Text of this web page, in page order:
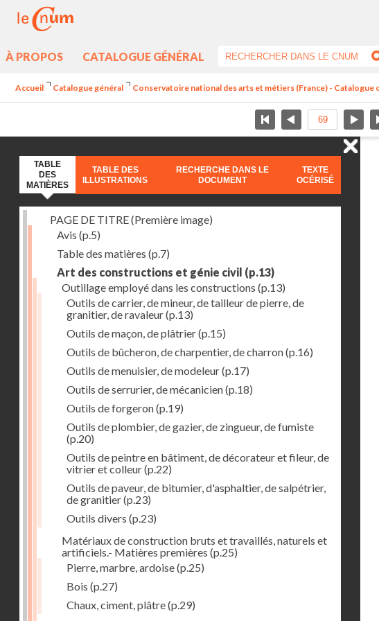
À PROPOS CATALOGUE GÉNÉRAL
Accueil Catalogue général Conservatoire national des arts et métiers (France) - Catalogue
TABLE
DES
MATIÈRES
TABLE DES
ILLUSTRATIONS
RECHERCHE DANS LE
DOCUMENT
TEXTE
OCÉRISÉ
PAGE DE TITRE (Première image)
Avis (p.5)
Table des matières (p.7)
Art des constructions et génie civil (p.13)
Outillage employé dans les constructions (p.13)
Outils de carrier, de mineur, de tailleur de pierre, de
granitier, de ravaleur(p.13)
Outils de maçon, de plâtrier(p.15)
Outils de bûcheron, de charpentier, de charron(p.16)
Outils de menuisier, de modeleur(p.17)
Outils de serrurier, de mécanicien(p.18)
Outils de forgeron(p.19)
Outils de plombier, de gazier, de zingueur, de fumiste
(p.20)
Outils de peintre en bâtiment, de décorateur et fileur, de
vitrier et colleur(p.22)
Outils de paveur, de bitumier, d'asphaltier, de salpétrier,
de granitier(p.23)
Outils divers (p.23)
Matériaux de construction bruts et travaillés, naturels et
artificiels.- Matières premières (p.25)
Pierre, marbre, ardoise(p.25)
Bois (p.27)
Chaux, ciment, plâtre(p.29)